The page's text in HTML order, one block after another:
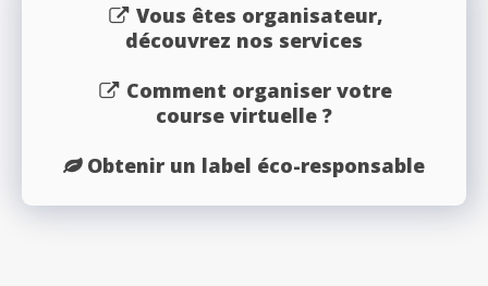
Vous êtes organisateur,
découvrez nos services
Comment organiser votre
course virtuelle ?
Obtenir un label éco-responsable